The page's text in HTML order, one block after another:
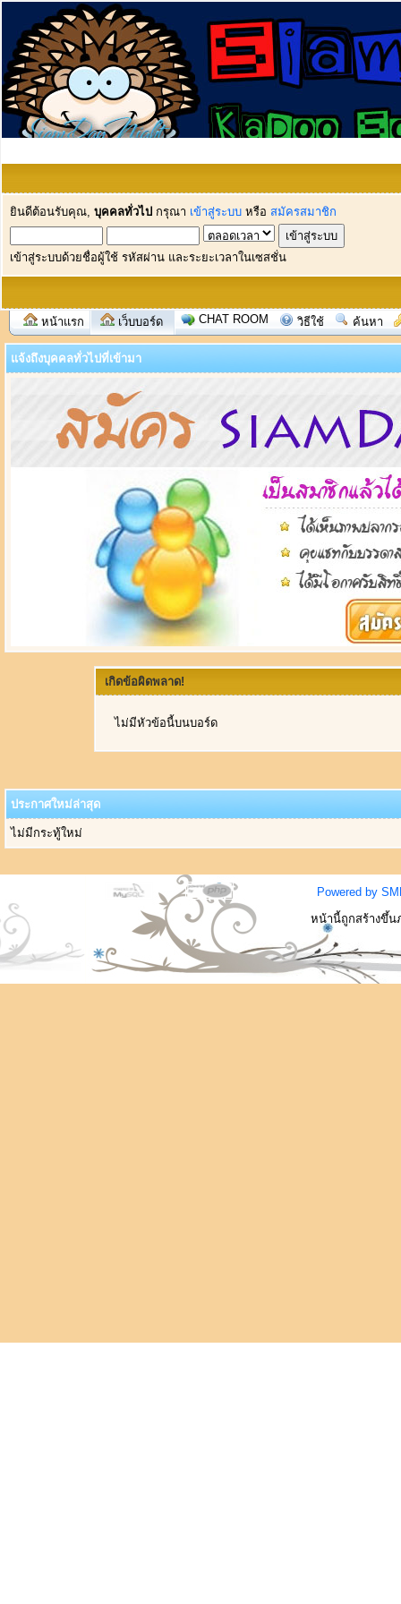
ยินดีต้อนรับคุณ, บุคคลทั่วไป กรุณา เข้าสู่ระบบ หรือ สมัครสมาชิก
เข้าสู่ระบบด้วยชื่อผู้ใช้ รหัสผ่าน และระยะเวลาในเซสชั่น
หน้าแรก เว็บบอร์ด CHAT ROOM วิธีใช้ ค้นหา
แจ้งถึงบุคคลทั่วไปที่เข้ามา
เกิดข้อผิดพลาด!
ไม่มีหัวข้อนี้บนบอร์ด
ประกาศใหม่ล่าสุด
ไม่มีกระทู้ใหม่
Powered by
หน้านี้ถูกสร้างขึ้น